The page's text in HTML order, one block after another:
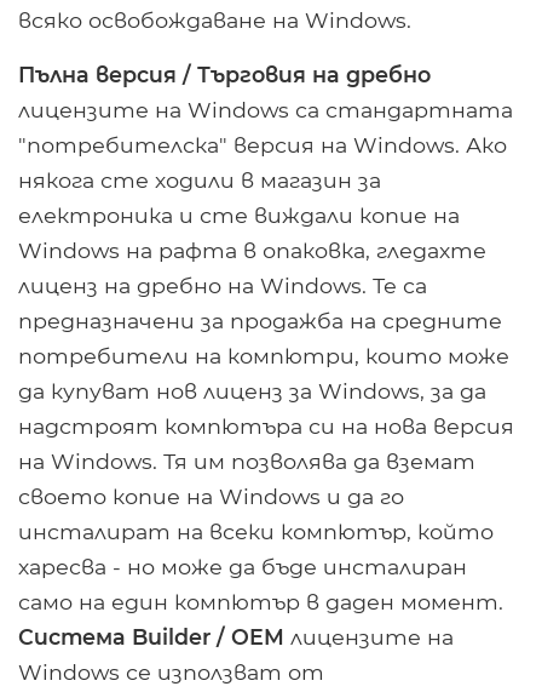
всяко освобождаване на Windows.
Пълна версия / Търговия на дребно
лицензите на Windows са стандартната
"потребителска" версия на Windows. Ако
някога сте ходили в магазин за
електроника и сте виждали копие на
Windows на рафта в опаковка, гледахте
лиценз на дребно на Windows. Те са
предназначени за продажба на средните
потребители на компютри, които може
да купуват нов лиценз за Windows, за да
надстроят компютъра си на нова версия
на Windows. Тя им позволява да вземат
своето копие на Windows и да го
инсталират на всеки компютър, който
харесва - но може да бъде инсталиран
само на един компютър в даден момент.
Система Builder / OEM лицензите на
Windows се използват от